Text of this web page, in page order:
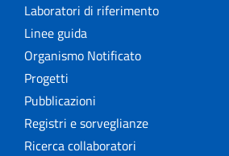
Laboratori di riferimento
Linee guida
Organismo Notificato
Progetti
Pubblicazioni
Registri e sorveglianze
Ricerca collaboratori